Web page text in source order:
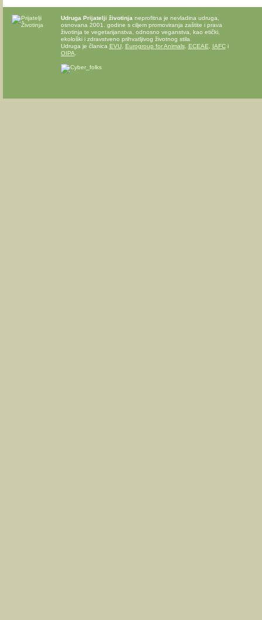
Udruga Prijatelji životinja neprofitna je nevladina udruga,
osnovana 2001. godine s ciljem promoviranja zaštite i prava
životinja te vegetarijanstva, odnosno veganstva, kao etički,
ekološki i zdravstveno prihvatljivog životnog stila.
Udruga je članica EVU, Eurogroup for Animals, ECEAE IAFCi
OIPA